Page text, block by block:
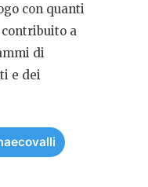
con quanti
a
di
e dei